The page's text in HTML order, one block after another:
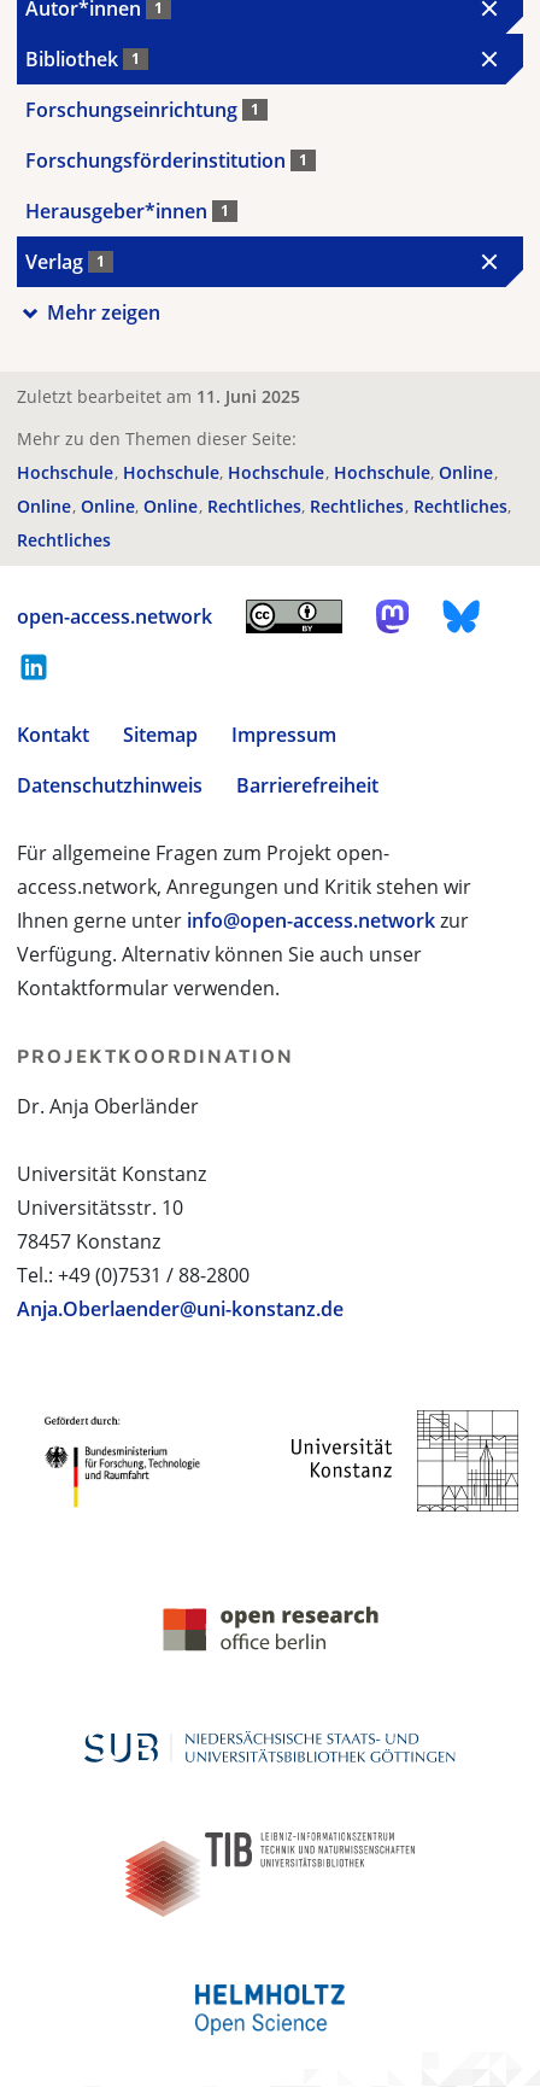
Autor*innen 1
Bibliothek 1
Forschungseinrichtung 1
Forschungsförderinstitution 1
Herausgeber*innen 1
Verlag 1
Mehr zeigen
Zuletzt bearbeitet am 11. Juni 2025
Mehr zu den Themen dieser Seite:
Hochschule Hochschule Hochschule Hochschule Online
Online Online Online Rechtliches Rechtliches Rechtliches
Rechtliches
open-access.network
Kontakt Sitemap
Impressum
Datenschutzhinweis
Barrierefreiheit
Für allgemeine Fragen zum Projekt open-
access.network, Anregungen und Kritik stehen wir
Ihnen gerne unter info@open-access.networkzur
Verfügung. Alternativ können Sie auch unser
Kontaktformular verwenden.
PROJEKTKOORDINATION
Dr. Anja Oberländer
Universität Konstanz
Universitätsstr. 10
78457 Konstanz
Tel.: +49 (0)7531 / 88-2800
Anja.Oberlaender@uni-konstanz.de